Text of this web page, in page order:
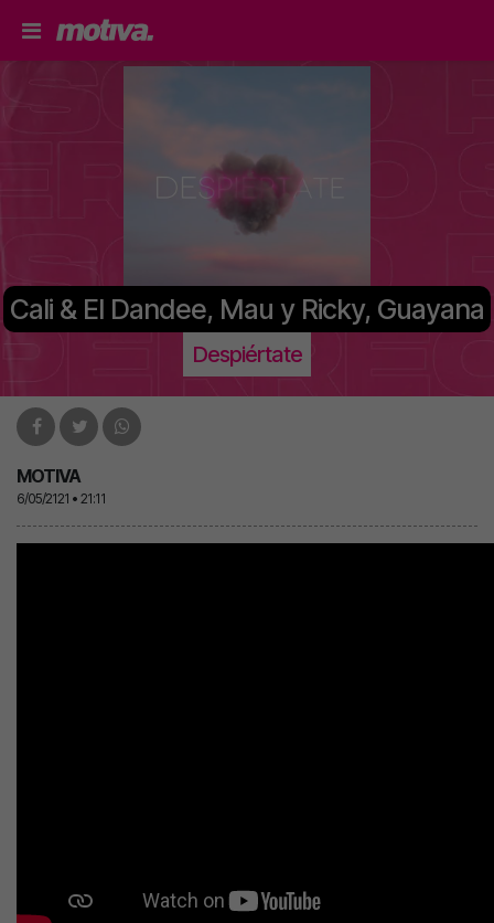
Cali & El Dandee, Mau y Ricky, Guayana
Despiértate
MOTIVA
6/05/2121 • 21:11